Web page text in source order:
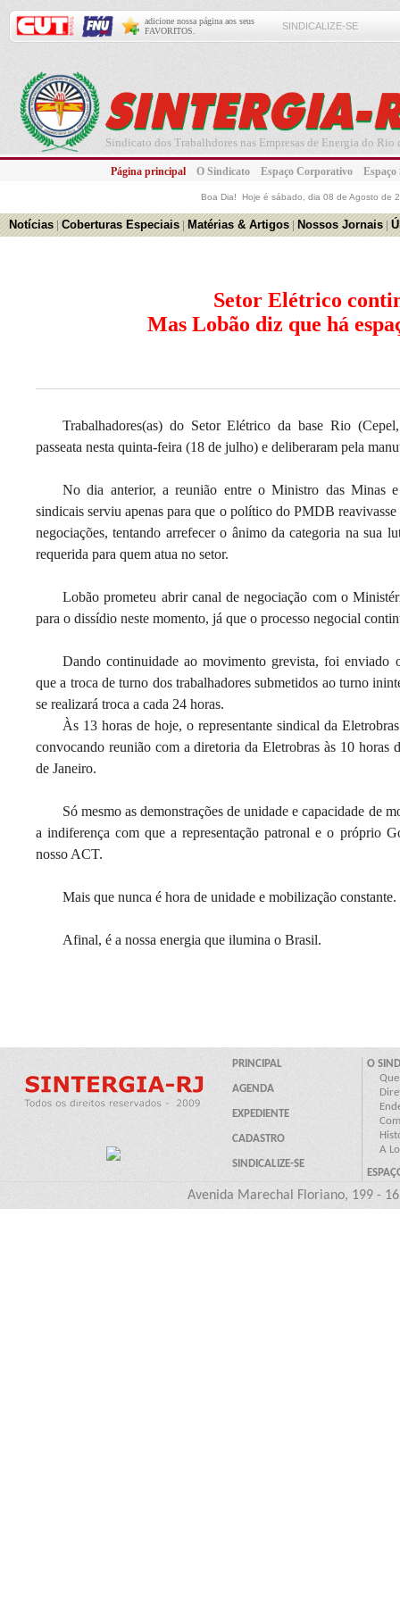
adicione nossa página aos seus
FAVORITOS.
SINDICALIZE-SE
Sindicato dos Trabalhdores nas Empresas de Energia do Rio
Página principal O Sindicato Espaço Corporativo
Boa Dia! Hoje ésábado, dia 08 de Agosto de
Notícias|Coberturas Especiais|Matérias & Artigos|Nossos Jornais|
Setor Elétrico
Mas Lobão diz que há
Trabalhadores(as) do Setor Elétrico da base Rio
passeata nesta quinta-feira (18 de julho) e deliberaram pela
No dia anterior, a reunião entre o Ministro das Minas
sindicais serviu apenas para que o político do PMDB
negociações, tentando arrefecer o ânimo da categoria na sua
requerida para quem atua no setor.
Lobão prometeu abrir canal de negociação com o
para o dissídio neste momento, já que o processo negocial
Dando continuidade ao movimento grevista, foi enviado
que a troca de turno dos trabalhadores submetidos ao turno
se realizará troca a cada 24 horas.
Às 13 horas de hoje, o representante sindical da
convocando reunião com a diretoria da Eletrobras às 10 horas
de Janeiro.
Só mesmo as demonstrações de unidade e capacidade de
a indiferença com que a representação patronal e o próprio
nosso ACT.
Mais que nunca é hora de unidade e mobilização constante.
Afinal, é a nossa energia que ilumina o Brasil.
Avenida Marechal Floriano, 199 -